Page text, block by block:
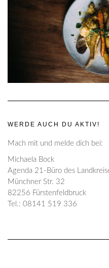
WERDE AUCH DU AKTIV!
Mach mit und melde dich bei:
Michaela Bock
Agenda 21-Büro des
Münchner Str. 32
82256 Fürstenfeldbruck
Tel.: 08141 519 336